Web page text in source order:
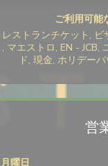
ご利用可能
レストランチケット,
, マエストロ, EN - JCB,
ド, 現金, ホリデー
営
月曜日